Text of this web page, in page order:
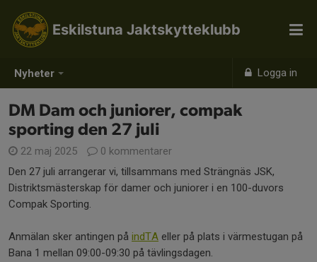
Nyheter Logga in
Eskilstuna Jaktskytteklubb
DM Dam och juniorer, compak
sporting den 27 juli
22 maj 2025
0 kommentarer
Den 27 juli arrangerar vi, tillsammans med Strängnäs JSK,
Distriktsmästerskap för damer och juniorer i en 100-duvors
Compak Sporting.
Anmälan sker antingen på indTA eller på plats i värmestugan på
Bana 1 mellan 09:00-09:30 på tävlingsdagen.